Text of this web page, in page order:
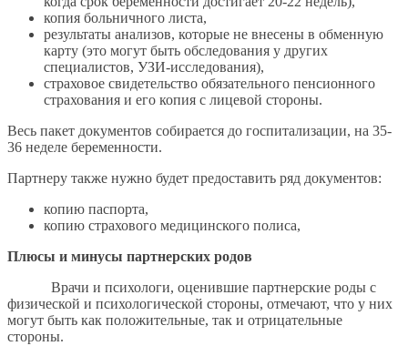
копия больничного листа,
результаты анализов, которые не внесены в обменную
карту (это могут быть обследования у других
специалистов, УЗИ-исследования),
страховое свидетельство обязательного пенсионного
страхования и его копия с лицевой стороны.
Весь пакет документов собирается до госпитализации, на 35-
36 неделе беременности.
Партнеру также нужно будет предоставить ряд документов:
копию паспорта,
копию страхового медицинского полиса,
Плюсы и минусы партнерских родов
Врачи и психологи, оценившие партнерские роды с
физической и психологической стороны, отмечают, что у них
могут быть как положительные, так и отрицательные
стороны.